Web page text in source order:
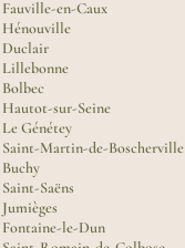
en-Caux
Duclair
sur-Seine
Génétey
Martin-de-Boscherville
Saëns
le-Dun